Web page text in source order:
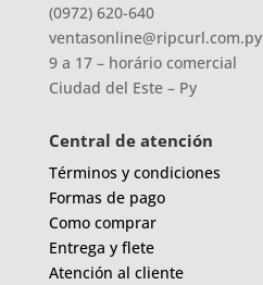
(0972) 620-640
ventasonline@ripcurl.com.py
9 a 17 – horário comercial
Ciudad del Este – Py
Central de atención
Términos y condiciones
Formas de pago
Como comprar
Entrega y flete
Atención al cliente